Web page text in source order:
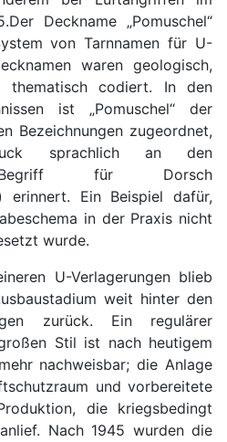
Deckname „Pomuschel“
von Tarnnamen für U-
waren geologisch,
thematisch codiert. In den
ist „Pomuschel“ der
Bezeichnungen zugeordnet,
sprachlich an den
Begriff für Dorsch
erinnert. Ein Beispiel dafür,
in der Praxis nicht
wurde.
U-Verlagerungen blieb
weit hinter den
zurück. Ein regulärer
Stil ist nach heutigem
nachweisbar; die Anlage
und vorbereitete
die kriegsbedingt
Nach 1945 wurden die